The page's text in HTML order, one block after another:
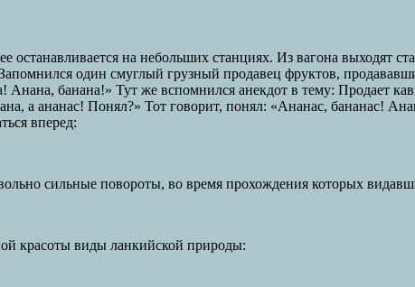
останавливается на небольших станциях. Из вагона выходят
один смуглый грузный продавец фруктов,
Анана, банана!» Тут же вспомнился анекдот в тему: Продает
а ананас! Понял?» Тот говорит, понял: «Ананас, бананас!
вперед:
сильные повороты, во время прохождения которых
красоты виды ланкийской природы: